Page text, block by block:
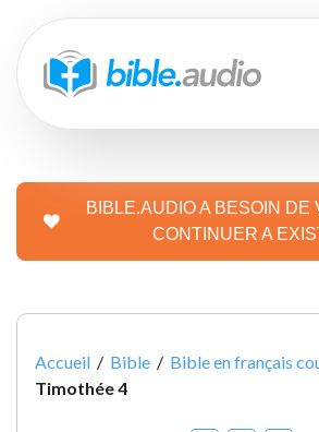
BIBLE.AUDIO A BESOIN DE
CONTINUER A
Accueil / Bible / Bible en français
Timothée 4